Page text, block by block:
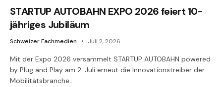
STARTUP AUTOBAHN EXPO 2026 feiert 10-
jähriges Jubiläum
Schweizer Fachmedien Juli 2, 2026
Mit der Expo 2026 versammelt STARTUP AUTOBAHN powered
by Plug and Play am 2. Juli erneut die Innovationstreiber der
Mobilitätsbranche…